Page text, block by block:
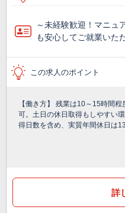
～未経験歓迎！マニュ
も安心してご就業いた
この求人のポイント
【働き方】 残業は10～15時間
可。土日の休日取得もしやすい
得日数を含め、実質年間休日は
詳